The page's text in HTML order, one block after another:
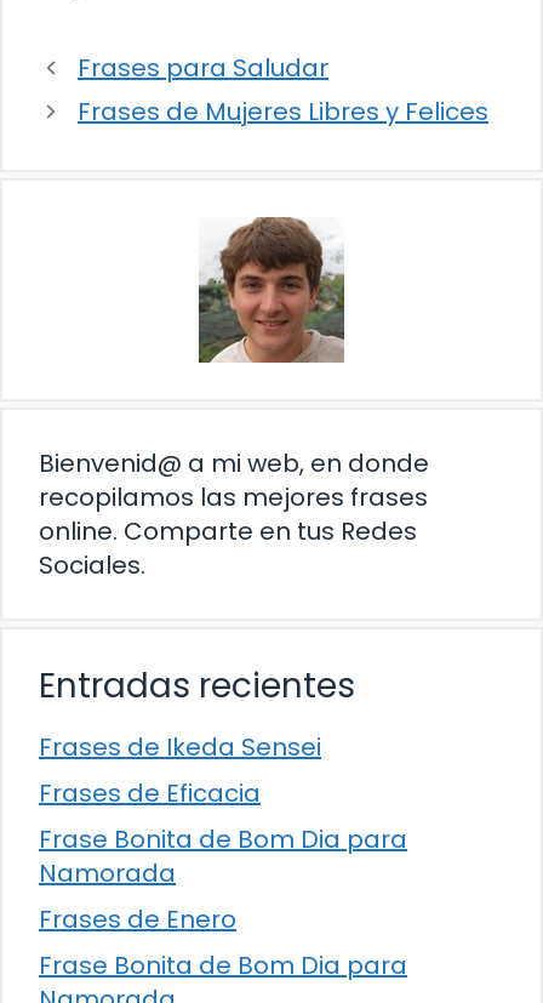
Frases para Saludar
Frases de Mujeres Libres y Felices
Bienvenid@ a mi web, en donde
recopilamos las mejores frases
online. Comparte en tus Redes
Sociales.
Entradas recientes
Frases de Ikeda Sensei
Frases de Eficacia
Frase Bonita de Bom Dia para
Namorada
Frases de Enero
Frase Bonita de Bom Dia para